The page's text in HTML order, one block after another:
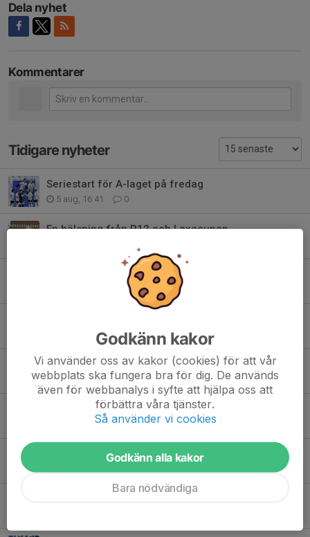
Dela nyhet
Kommentarer
Tidigare nyheter
Seriestart för A-laget på fredag
5 aug, 16:41 0
En hälsning från P12 och Laxacupen
Sommarhälsning från SIF
1
17 jun, 21:46 0
Vinst i toppmötet mot Förslöv
11 jun, 21:55 0
10 jun, 21:28 0
Godkänn kakor
Vi använder oss av kakor (cookies) för att vår
webbplats ska fungera bra för dig. De används
även för webbanalys i syfte att hjälpa oss att
förbättra våra tjänster.
Så använder vi cookies
Godkänn alla kakor
Bara nödvändiga